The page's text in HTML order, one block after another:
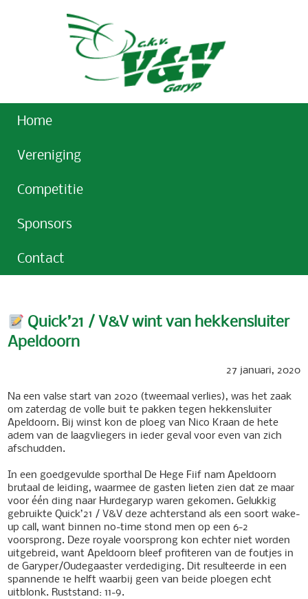
Home
Vereniging
Competitie
Sponsors
Contact
Quick’21 / V&V wint van hekkensluiter
Apeldoorn
27 januari, 2020
Na een valse start van 2020 (tweemaal verlies), was het zaak
om zaterdag de volle buit te pakken tegen hekkensluiter
Apeldoorn. Bij winst kon de ploeg van Nico Kraan de hete
adem van de laagvliegers in ieder geval voor even van zich
afschudden.
In een goedgevulde sporthal De Hege Fiif nam Apeldoorn
brutaal de leiding, waarmee de gasten lieten zien dat ze maar
voor één ding naar Hurdegaryp waren gekomen. Gelukkig
gebruikte Quick’21 / V&V deze achterstand als een soort wake-
up call, want binnen no-time stond men op een 6-2
voorsprong. Deze royale voorsprong kon echter niet worden
uitgebreid, want Apeldoorn bleef profiteren van de foutjes in
de Garyper/Oudegaaster verdediging. Dit resulteerde in een
spannende 1e helft waarbij geen van beide ploegen echt
uitblonk. Ruststand: 11-9.